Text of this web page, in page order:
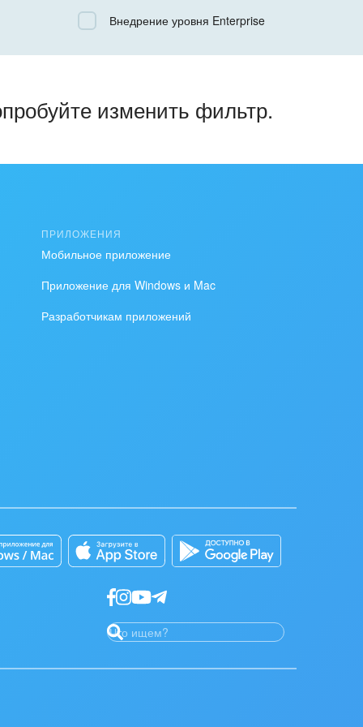
ВсеВнедрение уровня Enterprise
изменить фильтр.
ПРИЛОЖЕНИЯ
Мобильное приложение
Приложение для Windows и Mac
Разработчикам приложений